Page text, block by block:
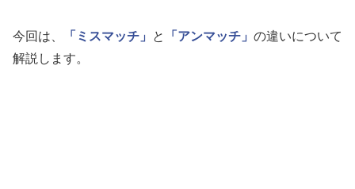
今回は、 「ミスマッチ」 と 「アンマッチ」 の違いについて
解説します。